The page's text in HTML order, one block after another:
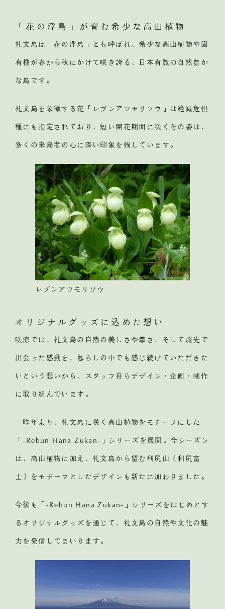
「花の浮島」が育む希少な高山植物
礼文島は「花の浮島」とも呼ばれ、希少な高山植物や固
有種が春から秋にかけて咲き誇る、日本有数の自然豊か
な島です。
礼文島を象徴する花「レブンアツモリソウ」は絶滅危惧
種にも指定されており、短い開花期間に咲くその姿は、
多くの来島者の心に深い印象を残しています。
レブンアツモリソウ
オリジナルグッズに込めた想い
咲涼では、礼文島の自然の美しさや尊さ、そして旅先で
出会った感動を、暮らしの中でも感じ続けていただきた
いという想いから、スタッフ自らデザイン・企画・制作
に取り組んでいます。
一昨年より、礼文島に咲く高山植物をモチーフにした
「-Rebun Hana Zukan-」シリーズを展開。今シーズン
は、高山植物に加え、礼文島から望む利尻山（利尻富
士）をモチーフとしたデザインも新たに加わりました。
今後も「-Rebun Hana Zukan-」シリーズをはじめとす
るオリジナルグッズを通じて、礼文島の自然や文化の魅
力を発信してまいります。